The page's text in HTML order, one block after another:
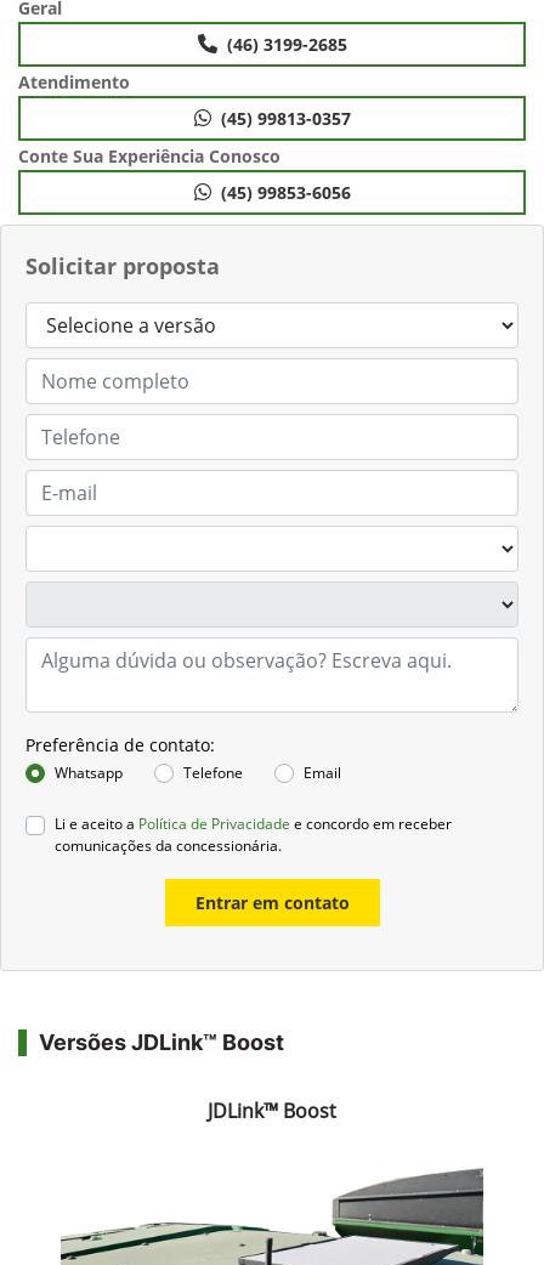
Solicitar proposta
Preferência de contato:
Whatsapp Telefone Email
Li e aceito a Política de Privacidade e concordo em receber
comunicações da concessionária.
Entrar em contato
Geral
(46) 3199-2685
Atendimento
(45) 99813-0357
Conte Sua Experiência Conosco
(45) 99853-6056
Versões JDLink™ Boost
JDLink™ Boost